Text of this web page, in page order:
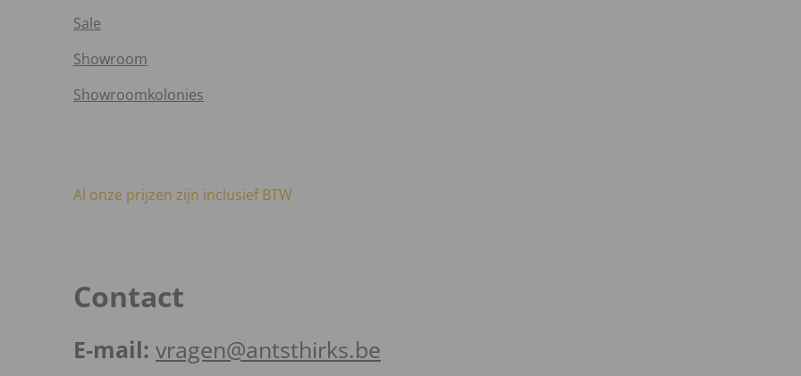
Sale
Showroom
Showroomkolonies
Al onze prijzen zijn inclusief BTW
Contact
E-mail: vragen@antsthirks.be